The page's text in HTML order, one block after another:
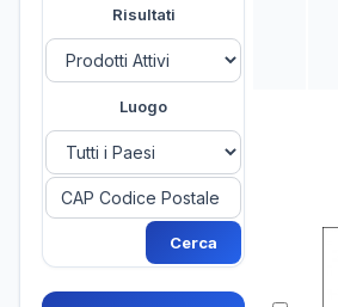
Risultati
Luogo